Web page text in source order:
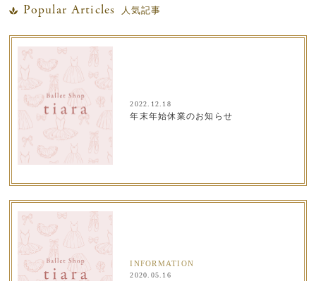
Popular Articles 人気記事
2022.12.18
年末年始休業のお知らせ
INFORMATION
2020.05.16